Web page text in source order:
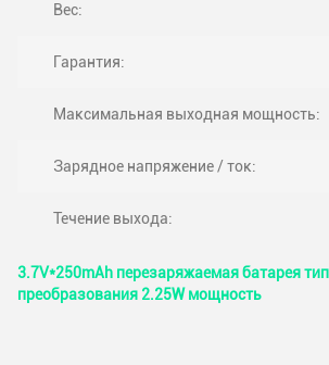
Вес:
Гарантия:
Максимальная выходная мощность:
Зарядное напряжение / ток:
Течение выхода:
3.7V*250mAh перезаряжаемая батарея
преобразования 2.25W мощность